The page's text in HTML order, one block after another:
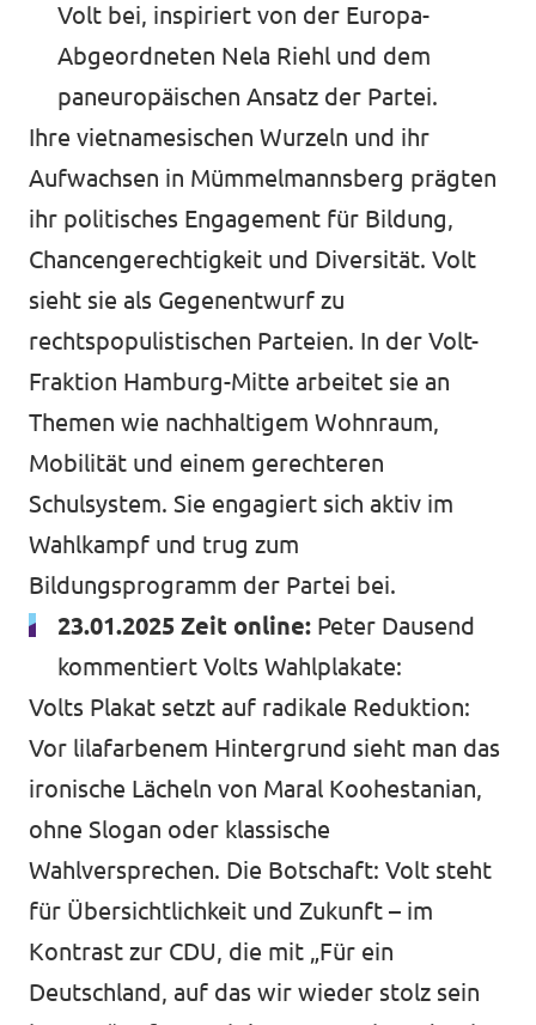
Volt bei, inspiriert von der Europa-
Abgeordneten Nela Riehl und dem
paneuropäischen Ansatz der Partei.
Ihre vietnamesischen Wurzeln und ihr
Aufwachsen in Mümmelmannsberg prägten
ihr politisches Engagement für Bildung,
Chancengerechtigkeit und Diversität. Volt
sieht sie als Gegenentwurf zu
rechtspopulistischen Parteien. In der Volt-
Fraktion Hamburg-Mitte arbeitet sie an
Themen wie nachhaltigem Wohnraum,
Mobilität und einem gerechteren
Schulsystem. Sie engagiert sich aktiv im
Wahlkampf und trug zum
Bildungsprogramm der Partei bei.
23.01.2025 Zeit online: Peter Dausend
kommentiert Volts Wahlplakate:
Volts Plakat setzt auf radikale Reduktion:
Vor lilafarbenem Hintergrund sieht man das
ironische Lächeln von Maral Koohestanian,
ohne Slogan oder klassische
Wahlversprechen. Die Botschaft: Volt steht
für Übersichtlichkeit und Zukunft – im
Kontrast zur CDU, die mit „Für ein
Deutschland, auf das wir wieder stolz sein